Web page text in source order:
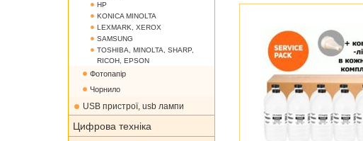
HP
KONICA MINOLTA
LEXMARK, XEROX
SAMSUNG
TOSHIBA, MINOLTA, SHARP,
RICOH, EPSON
Фотопапір
Чорнило
USB пристрої, usb лампи
Цифрова техніка